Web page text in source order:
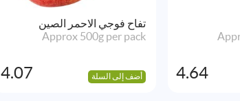
4.64
تفاح فوجي الاحمر الصين
Approx 500g per pack
أضف إلى السلة 4.07